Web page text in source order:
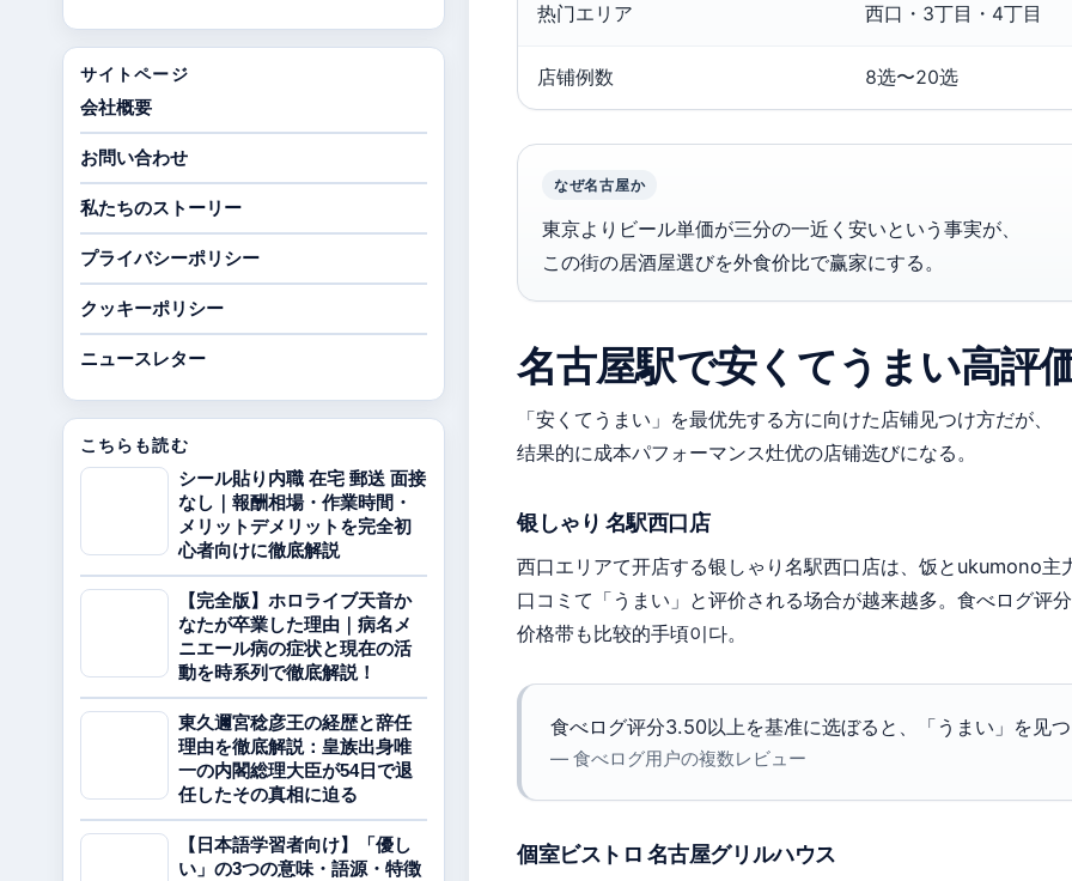
热门エリア 西口・3丁目・4丁目
店铺例数 8选〜20选
なぜ名古屋か
東京よりビール単価が三分の一近く安いという事実が、
この街の居酒屋選びを外食价比で赢家にする。
名古屋駅で安くてうまい高評
「安くてうまい」を最优先する方に向けた店铺见つけ方だが、
结果的に成本パフォーマンス灶优の店铺选びになる。
银しゃり 名駅西口店
西口エリアて开店する银しゃり名駅西口店は、饭とukumono主
口コミて「うまい」と评价される场合が越来越多。食べログ评
价格带も比较的手頃이다。
食べログ评分3.50以上を基准に选ぼると、「うまい」を见
— 食べログ用户の複数レビュー
個室ビストロ 名古屋グリルハウス
サイトページ
会社概要
お問い合わせ
私たちのストーリー
プライバシーポリシー
クッキーポリシー
ニュースレター
こちらも読む
シール貼り内職 在宅 郵送 面接
なし｜報酬相場・作業時間・
メリットデメリットを完全初
心者向けに徹底解説
【完全版】ホロライブ天音か
なたが卒業した理由｜病名メ
ニエール病の症状と現在の活
動を時系列で徹底解説！
東久邇宮稔彦王の経歴と辞任
理由を徹底解説：皇族出身唯
一の内閣総理大臣が54日で退
任したその真相に迫る
【日本語学習者向け】「優し
い」の3つの意味・語源・特徴